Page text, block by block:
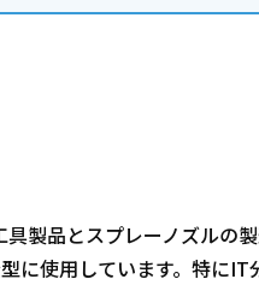
製品とスプレーノズルの
に使用しています。特に